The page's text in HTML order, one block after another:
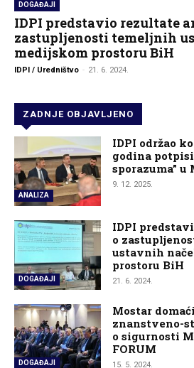
DOGAĐAJI
IDPI predstavio rezultate
zastupljenosti temeljnih
medijskom prostoru BiH
IDPI / Uredništvo - 21. 6. 2024.
ZADNJE OBJAVLJENO
ANALIZA
IDPI održao
godina
sporazuma” u
9. 12. 2025.
DOGAĐAJI
IDPI
o
ustavnih
prostoru BiH
21. 6. 2024.
DOGAĐAJI
Mostar
znanstveno-
o sigurnosti
FORUM
15. 5. 2024.